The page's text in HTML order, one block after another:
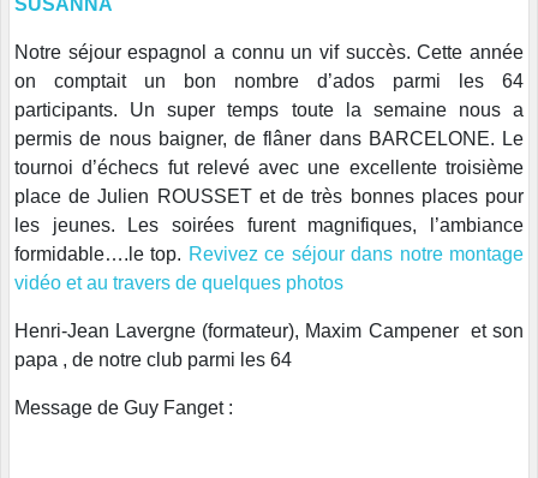
SUSANNA
Notre séjour espagnol a connu un vif succès. Cette année
on comptait un bon nombre d’ados parmi les 64
participants. Un super temps toute la semaine nous a
permis de nous baigner, de flâner dans BARCELONE. Le
tournoi d’échecs fut relevé avec une excellente troisième
place de Julien ROUSSET et de très bonnes places pour
les jeunes. Les soirées furent magnifiques, l’ambiance
formidable….le top. Revivez ce séjour dans notre montage
vidéo et au travers de quelques photos
Henri-Jean Lavergne (formateur), Maxim Campener et son
papa , de notre club parmi les 64
Message de Guy Fanget :